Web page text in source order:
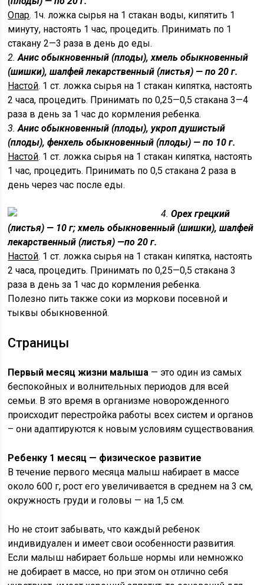
Опар. 1ч. ложка сырья на 1 стакан воды, кипятить 1
минуту, настоять 1 час, процедить. Принимать по 1
стакану 2—3 раза в день до еды.
2.Анис обыкновенный (плоды), хмель обыкновенный
(шишки), шалфей лекарственный (листья) — по 20 г.
Настой. 1 ст. ложка сырья на 1 стакан кипятка, настоять
2 часа, процедить. Принимать по 0,25—0,5 стакана 3—4
раза в день за 1 час до кормления ребенка.
3.Анис обыкновенный (плоды), укроп душистый
(плоды), фен­хель обыкновенный (плоды) — по 10 г.
Настой. 1 ст. ложка сырья на 1 стакан кипятка, настоять
1 час, процедить. Принимать по 0,5 стакана 2 раза в
день через час после еды.
4.Орех грецкий
(листья) — 10 г; хмель обыкновенный (шиш­ки), шалфей
лекарственный (листья) —по 20 г.
Настой. 1 ст. ложка сырья на 1 стакан кипятка, настоять
2 часа, процедить. Принимать по 0,25—0,5 стакана 3
раза в день за 1 час до кормления ребенка.
Полезно пить также соки из моркови посевной и
тыквы обыкновенной.
Страницы
Первый месяц жизни малыша — это один из самых
беспокойных и волнительных периодов для всей
семьи. В это время в организме новорожденного
происходит перестройка работы всех систем и органов
– они адаптируются к новым условиям существования.
Ребенку 1 месяц — физическое развитие
В течение первого месяца малыш набирает в массе
около 600 г, рост его увеличивается в среднем на 3 см,
окружность груди и головы — на 1,5 см.
Но не стоит забывать, что каждый ребенок
индивидуален и имеет свои особенности развития.
Если малыш набирает больше нормы или немножко
не добирает в массе, но при этом он отлично себя